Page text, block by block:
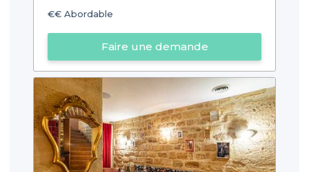
€€ Abordable
Faire une demande